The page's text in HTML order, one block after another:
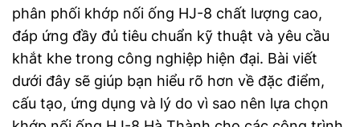
phân phối khớp nối ống HJ-8 chất lượng cao,
đáp ứng đầy đủ tiêu chuẩn kỹ thuật và yêu cầu
khắt khe trong công nghiệp hiện đại. Bài viết
dưới đây sẽ giúp bạn hiểu rõ hơn về đặc điểm,
cấu tạo, ứng dụng và lý do vì sao nên lựa chọn